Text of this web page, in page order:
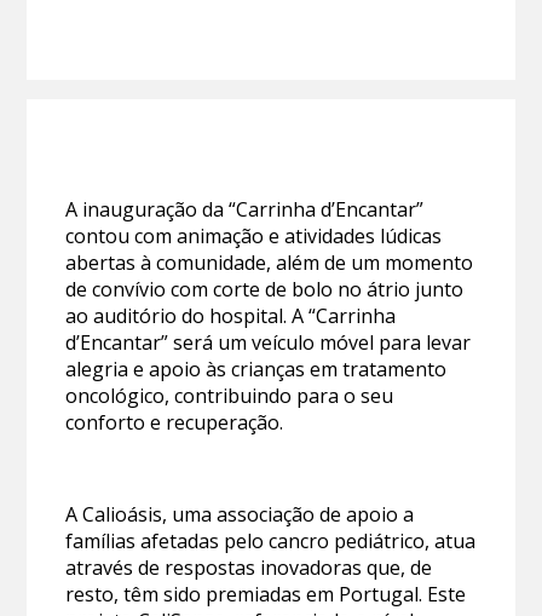
A inauguração da “Carrinha d’Encantar”
contou com animação e atividades lúdicas
abertas à comunidade, além de um momento
de convívio com corte de bolo no átrio junto
ao auditório do hospital. A “Carrinha
d’Encantar” será um veículo móvel para levar
alegria e apoio às crianças em tratamento
oncológico, contribuindo para o seu
conforto e recuperação.
A Calioásis, uma associação de apoio a
famílias afetadas pelo cancro pediátrico, atua
através de respostas inovadoras que, de
resto, têm sido premiadas em Portugal. Este